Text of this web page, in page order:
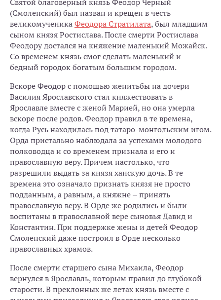
Святой благоверный князь Феодор Черный
(Смоленский) был назван и крещен в честь
великомученика Феодора Стратилата, был младшим
сыном князя Ростислава. После смерти Ростислава
Феодору достался на княжение маленький Можайск.
Со временем князь смог сделать маленький и
бедный городок богатым большим городом.
Вскоре Феодор с помощью женитьбы на дочери
Василия Ярославского стал княжествовать в
Ярославле вместе с женой Марией, но она умерла
вскоре после родов. Феодор правил в те времена,
когда Русь находилась под татаро-монгольским игом.
Орда пристально наблюдала за успехами молодого
полководца и со временем признала и его и
православную веру. Причем настолько, что
разрешили выдать за князя ханскую дочь. В те
времена это означало признать князя не просто
подданным, а равным, а княжне – принять
православную веру. В Орде же родились и были
воспитаны в православной вере сыновья Давид и
Константин. При поддержке жены и детей Феодор
Смоленский даже построил в Орде несколько
православных храмов.
После смерти старшего сына Михаила, Феодор
вернулся в Ярославль, которым правил до глубокой
старости. В преклонных же летах князь вместе с